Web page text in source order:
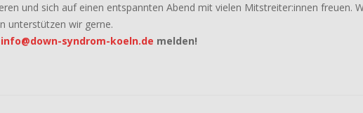
und sich auf einen entspannten Abend mit vielen Mitstreiter:innen freuen.
unterstützen wir gerne.
info@down-syndrom-koeln.de melden!